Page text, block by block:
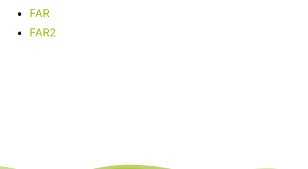
FAR
FAR2